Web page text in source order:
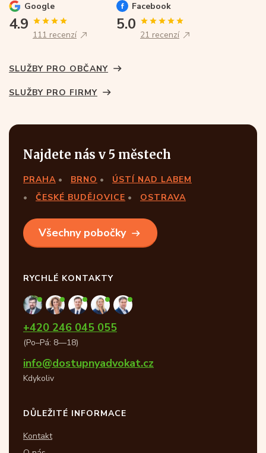
Google
4.9
111 recenzí
Facebook
5.0
21 recenzí
SLUŽBY PRO OBČANY
SLUŽBY PRO FIRMY
Najdete nás v 5 městech
PRAHA BRNO
ÚSTÍ NAD LABEM
ČESKÉ BUDĚJOVICE
OSTRAVA
Všechny pobočky
RYCHLÉ KONTAKTY
+420 246 045 055
(Po–Pá: 8—18)
info@dostupnyadvokat.cz
Kdykoliv
DŮLEŽITÉ INFORMACE
Kontakt